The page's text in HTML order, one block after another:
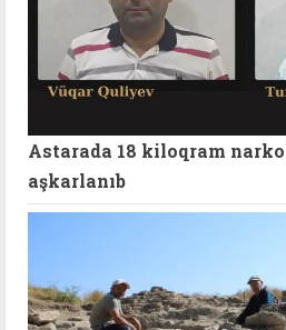
Astarada 18 kiloqram
aşkarlanıb